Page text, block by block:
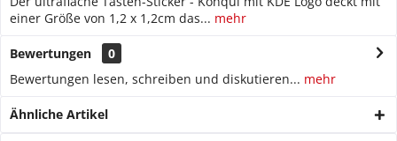
einer Größe von 1,2 x 1,2cm das... mehr
Bewertungen
0
Bewertungen lesen, schreiben und diskutieren... mehr
Ähnliche Artikel